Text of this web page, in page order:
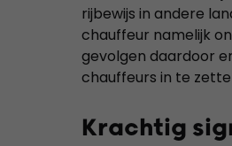
rijbewijs in andere
chauffeur namelijk
gevolgen daardoor
chauffeurs in te
Krachtig